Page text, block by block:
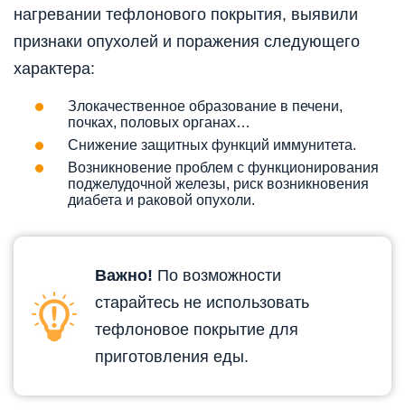
нагревании тефлонового покрытия, выявили
признаки опухолей и поражения следующего
характера:
Злокачественное образование в печени,
почках, половых органах…
Снижение защитных функций иммунитета.
Возникновение проблем с функционирования
поджелудочной железы, риск возникновения
диабета и раковой опухоли.
Важно! По возможности
старайтесь не использовать
тефлоновое покрытие для
приготовления еды.